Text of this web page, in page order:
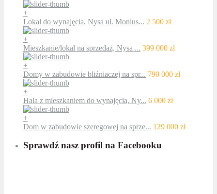
+
Lokal do wynajęcia, Nysa ul. Monius... 2 500 zł
+
Mieszkanie/lokal na sprzedaż, Nysa ... 399 000 zł
+
Domy w zabudowie bliźniaczej na spr... 790 000 zł
+
Hala z mieszkaniem do wynajęcia, Ny... 6 000 zł
+
Dom w zabudowie szeregowej na sprze... 129 000 zł
Sprawdź nasz profil na Facebooku